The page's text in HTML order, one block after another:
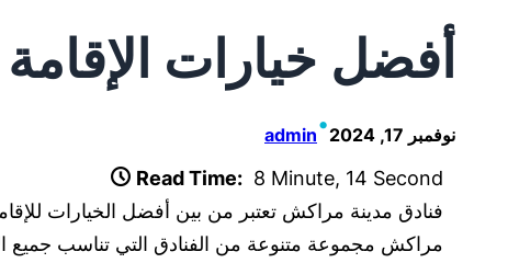
أفضل خيارات
نوفمبر 17, 2024 •
admin
Read Time: 8 Minute, 14 Second
فنادق مدينة مراكش تعتبر من بين أفضل الخيارات
مراكش مجموعة متنوعة من الفنادق التي تناسب جميع